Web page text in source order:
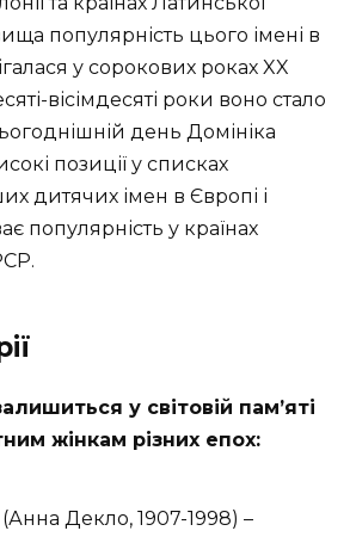
популярність цього імені в
у сорокових роках XX
вісімдесяті роки воно стало
день Домініка
позиції у списках
дитячих імен в Європі і
популярність у країнах
у світовій пам’яті
жінкам різних епох:
(Анна Декло, 1907-1998) –